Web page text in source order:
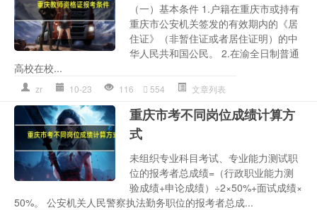
（一）基本条件 1.户籍在重庆市或持有
重庆市公安机关签发的有效期内的《居
住证》（非暂住证或者居住证明）的中
华人民共和国公民。 2.在渝全日制普通
高校在校...
zr 10-23 116 554 文章列表
重庆市考不同岗位成绩计算方
式
未组织专业科目考试、专业能力测试职
位的报考者总成绩=（行政职业能力测
验成绩+申论成绩）÷2×50%+面试成绩×
50%。 公安机关人民警察执法勤务职位的报考者总成...